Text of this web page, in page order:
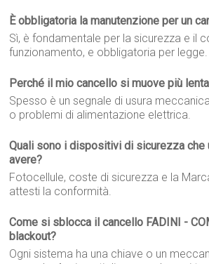
È obbligatoria la manutenzione per un
Sì, è fondamentale per la sicurezza e il
funzionamento, e obbligatoria per legge.
Perché il mio cancello si muove più
Spesso è un segnale di usura
o problemi di alimentazione elettrica.
Quali sono i dispositivi di sicurezza che
avere?
Fotocellule, coste di sicurezza e la
attesti la conformità.
Come si sblocca il cancello FADINI -
blackout?
Ogni sistema ha una chiave o un